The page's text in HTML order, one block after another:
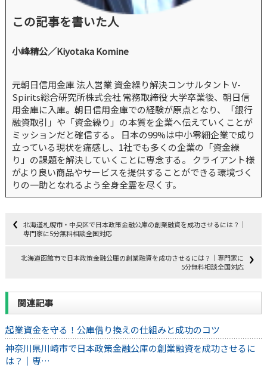
この記事を書いた人
小峰精公／Kiyotaka Komine
元朝日信用金庫 法人営業 資金繰り解決コンサルタント V-
Spirits総合研究所株式会社 常務取締役 大学卒業後、朝日信
用金庫に入庫。朝日信用金庫での経験が原点となり、「銀行
融資取引」や「資金繰り」の本質を企業へ伝えていくことが
ミッションだと確信する。 日本の99%は中小零細企業で成り
立っている現状を痛感し、1社でも多くの企業の「資金繰
り」の課題を解決していくことに専念する。 クライアント様
がより良い商品やサービスを提供することができる環境づく
りの一助となれるよう全身全霊を尽くす。
北海道札幌市・中央区で日本政策金融公庫の創業融資を成功させるには？｜
専門家に5分無料相談全国対応
北海道函館市で日本政策金融公庫の創業融資を成功させるには？｜専門家に
5分無料相談全国対応
関連記事
起業資金を守る！公庫借り換えの仕組みと成功のコツ
神奈川県川崎市で日本政策金融公庫の創業融資を成功させるに
は？｜専…